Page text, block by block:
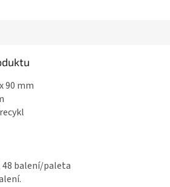
90 mm
balení/paleta